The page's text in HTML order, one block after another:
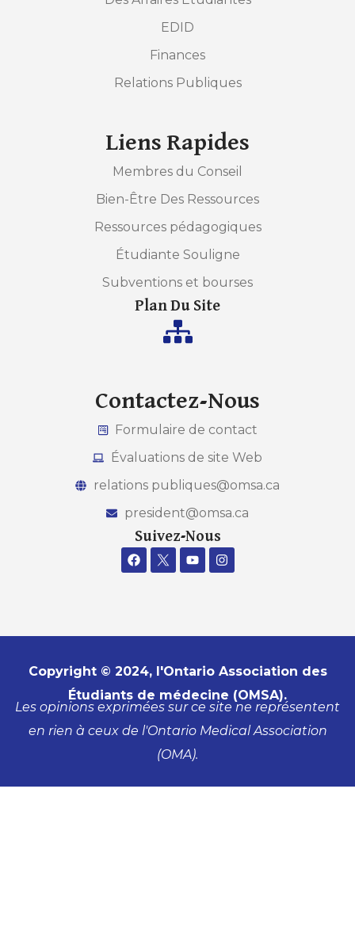
EDID
Finances
Relations Publiques
Liens Rapides
Membres du Conseil
Bien-Être Des Ressources
Ressources pédagogiques
Étudiante Souligne
Subventions et bourses
Plan Du Site
Contactez-Nous
Formulaire de contact
Évaluations de site Web
relations publiques@omsa.ca
president@omsa.ca
Suivez-Nous
Copyright © 2024, l'Ontario Association des
Étudiants de médecine (OMSA).
Les opinions exprimées sur ce site ne représentent
en rien à ceux de l'Ontario Medical Association
(OMA).